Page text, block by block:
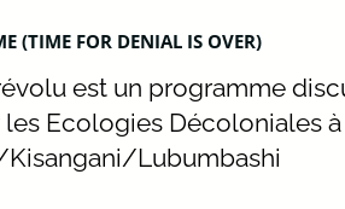
(TIME FOR DENIAL IS OVER)
est un programme
les Ecologies Décoloniales à
Kisangani/Lubumbashi